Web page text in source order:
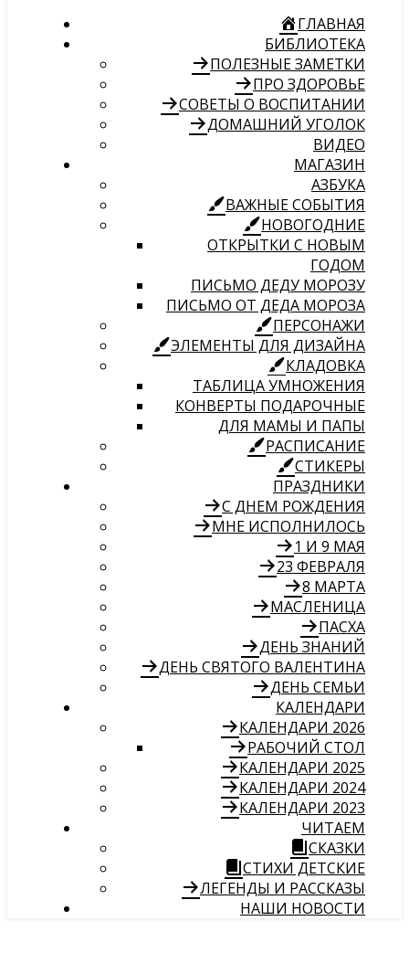
ГЛАВНАЯ
БИБЛИОТЕКА
ПОЛЕЗНЫЕ ЗАМЕТКИ
ПРО ЗДОРОВЬЕ
СОВЕТЫ О ВОСПИТАНИИ
ДОМАШНИЙ УГОЛОК
ВИДЕО
МАГАЗИН
АЗБУКА
ВАЖНЫЕ СОБЫТИЯ
НОВОГОДНИЕ
ОТКРЫТКИ С НОВЫМ
ГОДОМ
ПИСЬМО ДЕДУ МОРОЗУ
ПИСЬМО ОТ ДЕДА МОРОЗА
ПЕРСОНАЖИ
ЭЛЕМЕНТЫ ДЛЯ ДИЗАЙНА
КЛАДОВКА
ТАБЛИЦА УМНОЖЕНИЯ
КОНВЕРТЫ ПОДАРОЧНЫЕ
ДЛЯ МАМЫ И ПАПЫ
РАСПИСАНИЕ
СТИКЕРЫ
ПРАЗДНИКИ
С ДНЕМ РОЖДЕНИЯ
МНЕ ИСПОЛНИЛОСЬ
1 И 9 МАЯ
23 ФЕВРАЛЯ
8 МАРТА
МАСЛЕНИЦА
ПАСХА
ДЕНЬ ЗНАНИЙ
ДЕНЬ СВЯТОГО ВАЛЕНТИНА
ДЕНЬ СЕМЬИ
КАЛЕНДАРИ
КАЛЕНДАРИ 2026
РАБОЧИЙ СТОЛ
КАЛЕНДАРИ 2025
КАЛЕНДАРИ 2024
КАЛЕНДАРИ 2023
ЧИТАЕМ
СКАЗКИ
СТИХИ ДЕТСКИЕ
ЛЕГЕНДЫ И РАССКАЗЫ
НАШИ НОВОСТИ